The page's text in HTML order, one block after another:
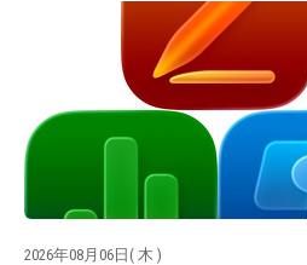
2026年08月06日( 木 )